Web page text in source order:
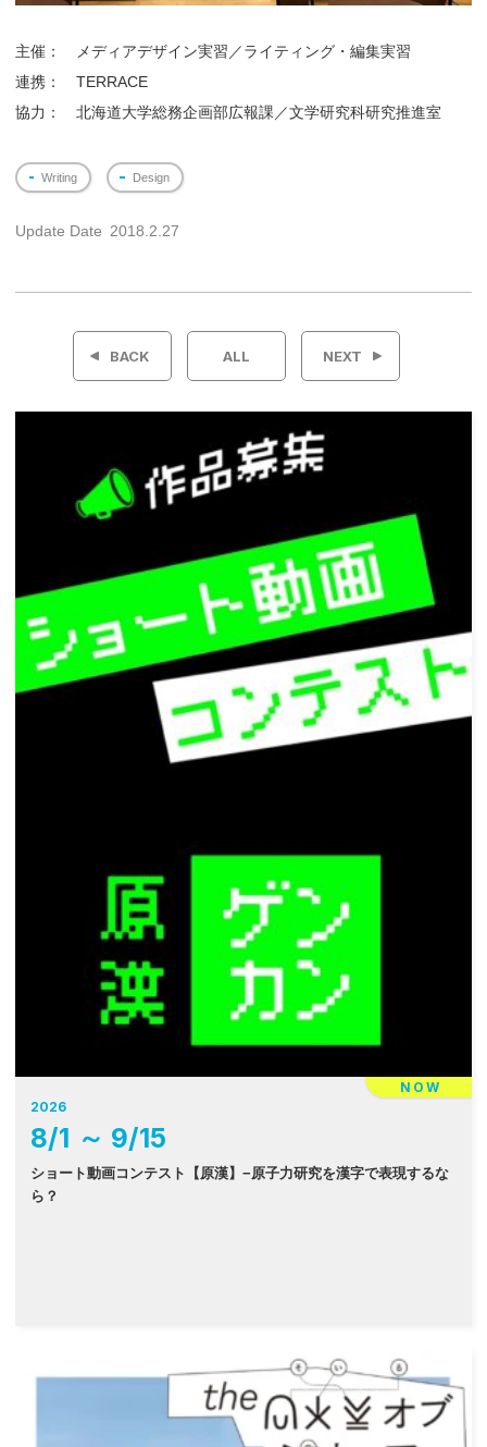
主催： メディアデザイン実習／ライティング・編集実習
連携： TERRACE
協力： 北海道大学総務企画部広報課／文学研究科研究推進室
Writing Design
Update Date 2018.2.27
投
ョ
ン
BACK ALL NEXT
NOW
2026
8/1 ～ 9/15
ショート動画コンテスト【原漢】−原子力研究を漢字で表現するな
ら？